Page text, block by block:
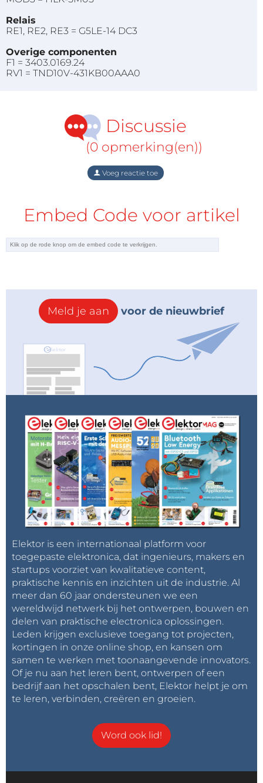
Relais
RE1, RE2, RE3 = G5LE-14 DC3
Overige componenten
F1 = 3403.0169.24
RV1 = TND10V-431KB00AAA0
Discussie
(0 opmerking(en))
Voeg reactie toe
Embed Code voor artikel
Meld je aan voor de nieuwbrief
Elektor is een internationaal platform voor
toegepaste elektronica, dat ingenieurs, makers en
startups voorziet van kwalitatieve content,
praktische kennis en inzichten uit de industrie. Al
meer dan 60 jaar ondersteunen we een
wereldwijd netwerk bij het ontwerpen, bouwen en
delen van praktische electronica oplossingen.
Leden krijgen exclusieve toegang tot projecten,
kortingen in onze online shop, en kansen om
samen te werken met toonaangevende innovators.
Of je nu aan het leren bent, ontwerpen of een
bedrijf aan het opschalen bent, Elektor helpt je om
te leren, verbinden, creëren en groeien.
Word ook lid!